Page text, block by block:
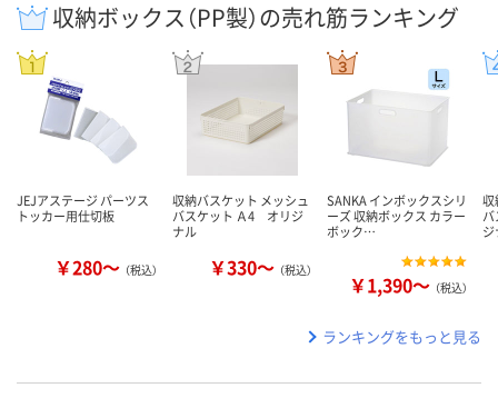
収納ボックス（PP製）の売れ筋ランキング
JEJアステージ パーツス
トッカー用仕切板
￥280～ （税込）
収納バスケット メッシュ
バスケット Ａ4 オリジ
ナル
￥330～ （税込）
SANKA インボックスシリ
ーズ 収納ボックス カラー
ボック…
￥1,390～ （税込）
収
ランキングをもっと見る